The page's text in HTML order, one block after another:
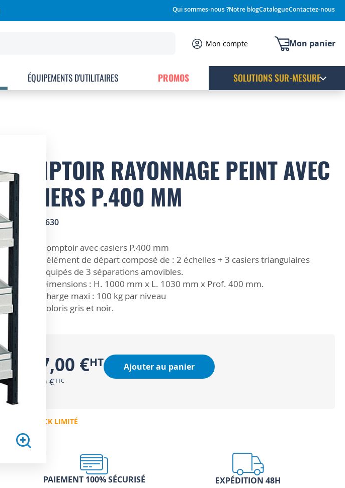
Qui sommes-nous ?Notre blogCatalogueContactez-nous
Mon panier
Mon compte
ÉQUIPEMENTS D'UTILITAIRES PROMOS SOLUTIONS SUR-MESURE
COMPTOIR RAYONNAGE PEINT AVEC
CASIERS P.400 MM
SKU 1602630
ZOOM SUR
Comptoir avec casiers P.400 mm
L'élément de départ composé de : 2 échelles + 3 casiers triangulaires
équipés de 3 séparations amovibles.
Dimensions : H. 1000 mm x L. 1030 mm x Prof. 400 mm.
Charge maxi : 100 kg par niveau
Coloris gris et noir.
297,00 €
356,40 €
Ajouter au panier
EN STOCK LIMITÉ
PAIEMENT 100% SÉCURISÉ EXPÉDITION 48H